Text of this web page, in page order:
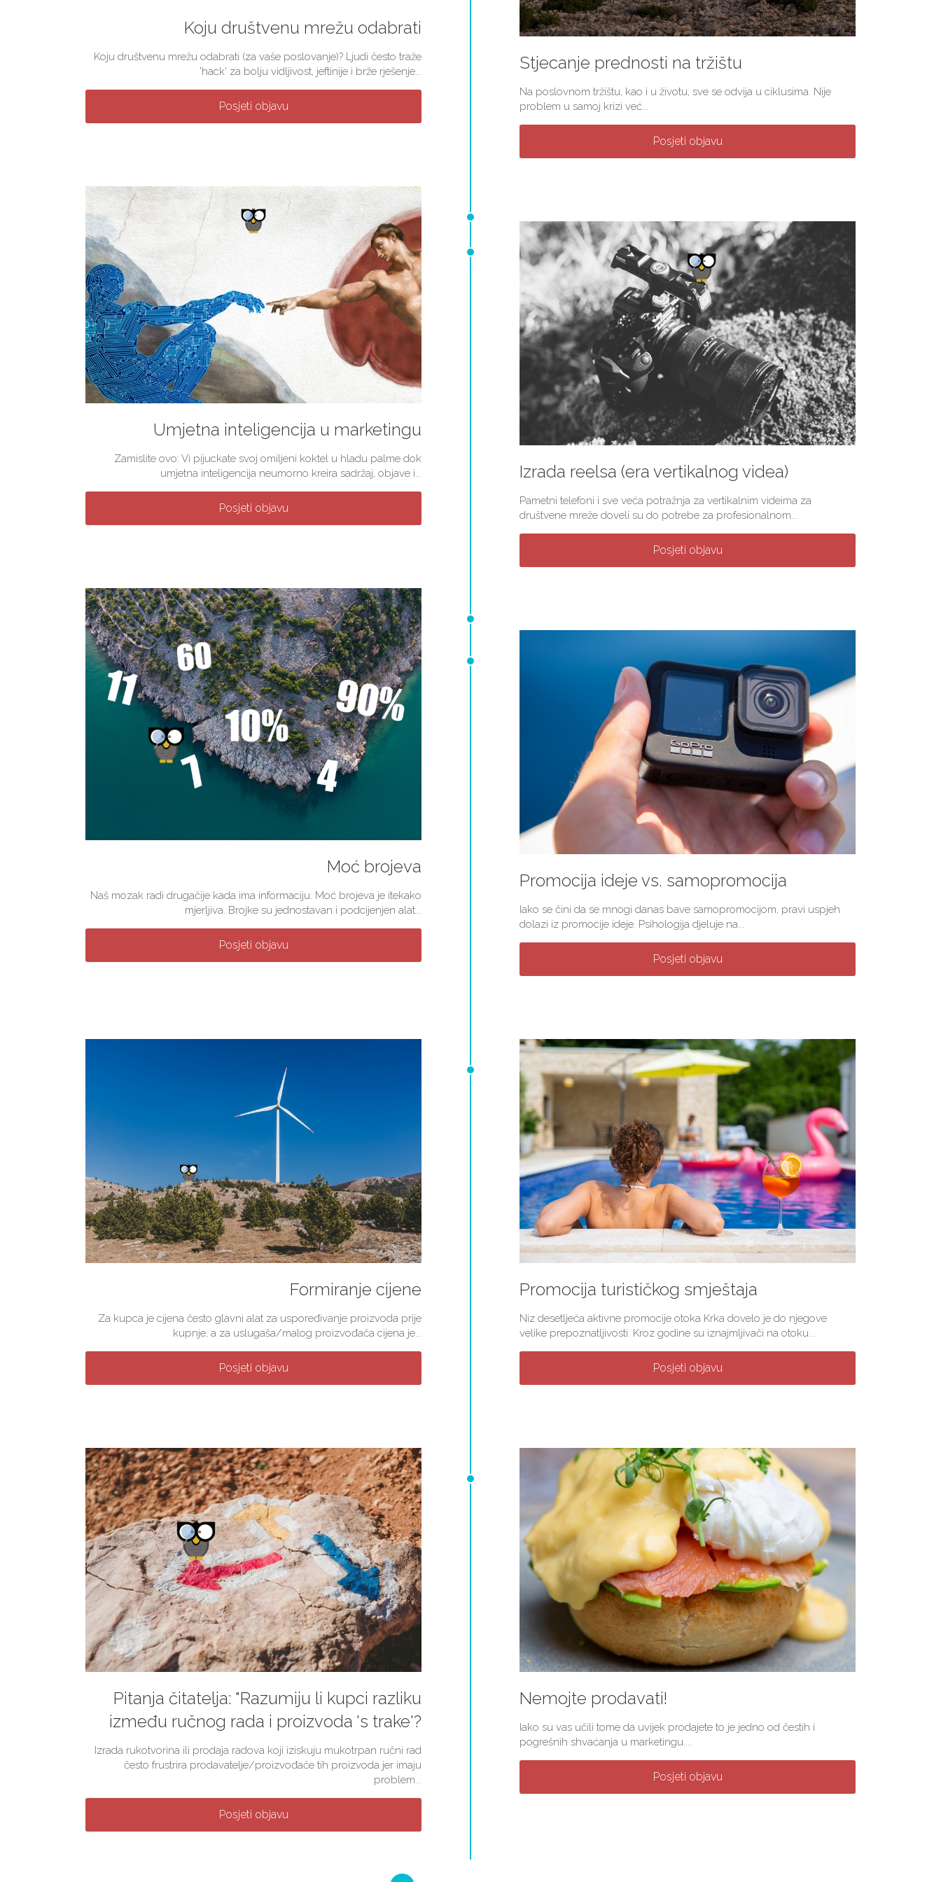
Koju društvenu mrežu odabrati
Koju društvenu mrežu odabrati (za vaše poslovanje)? Ljudi često traže
'hack' za bolju vidljivost, jeftinije i brže rješenje...
Posjeti objavu
Stjecanje prednosti na tržištu
Na poslovnom tržištu, kao i u životu, sve se odvija u ciklusima. Nije
problem u samoj krizi već...
Posjeti objavu
Umjetna inteligencija u marketingu
Zamislite ovo: Vi pijuckate svoj omiljeni koktel u hladu palme dok
umjetna inteligencija neumorno kreira sadržaj, objave i...
Posjeti objavu
Izrada reelsa (era vertikalnog videa)
Pametni telefoni i sve veća potražnja za vertikalnim videima za
društvene mreže doveli su do potrebe za profesionalnom...
Posjeti objavu
Moć brojeva
Naš mozak radi drugačije kada ima informaciju. Moć brojeva je itekako
mjerljiva. Brojke su jednostavan i podcijenjen alat...
Posjeti objavu
Promocija ideje vs. samopromocija
Iako se čini da se mnogi danas bave samopromocijom, pravi uspjeh
dolazi iz promocije ideje. Psihologija djeluje na...
Posjeti objavu
Promocija turističkog smještaja
Niz desetljeća aktivne promocije otoka Krka dovelo je do njegove
velike prepoznatljivosti. Kroz godine su iznajmljivači na otoku...
Posjeti objavu
Formiranje cijene
Za kupca je cijena često glavni alat za uspoređivanje proizvoda prije
kupnje, a za uslugaša/malog proizvođača cijena je...
Posjeti objavu
Nemojte prodavati!
Iako su vas učili tome da uvijek prodajete to je jedno od čestih i
pogrešnih shvaćanja u marketingu....
Posjeti objavu
Pitanja čitatelja: "Razumiju li kupci razliku
između ručnog rada i proizvoda 's trake'?
Izrada rukotvorina ili prodaja radova koji iziskuju mukotrpan ručni rad
često frustrira prodavatelje/proizvođače tih proizvoda jer imaju
problem...
Posjeti objavu